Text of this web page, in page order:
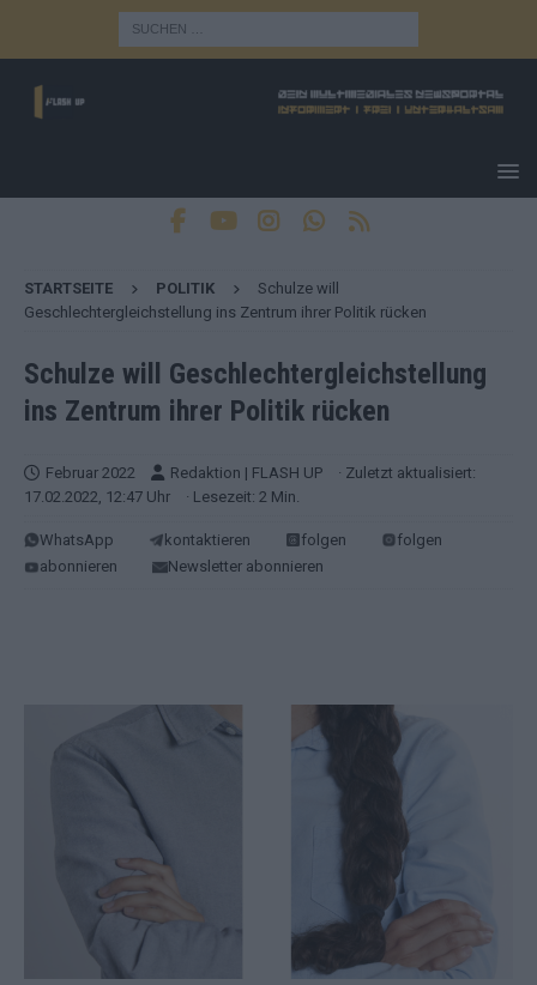
STARTSEITE POLITIK
Schulze will
Geschlechtergleichstellung ins Zentrum ihrer Politik rücken
Schulze will Geschlechtergleichstellung
ins Zentrum ihrer Politik rücken
Februar 2022 Redaktion | FLASH UP
· Zuletzt aktualisiert:
17.02.2022, 12:47 Uhr
· Lesezeit: 2 Min.
WhatsApp kontaktieren folgen
folgen
abonnieren
Newsletter abonnieren